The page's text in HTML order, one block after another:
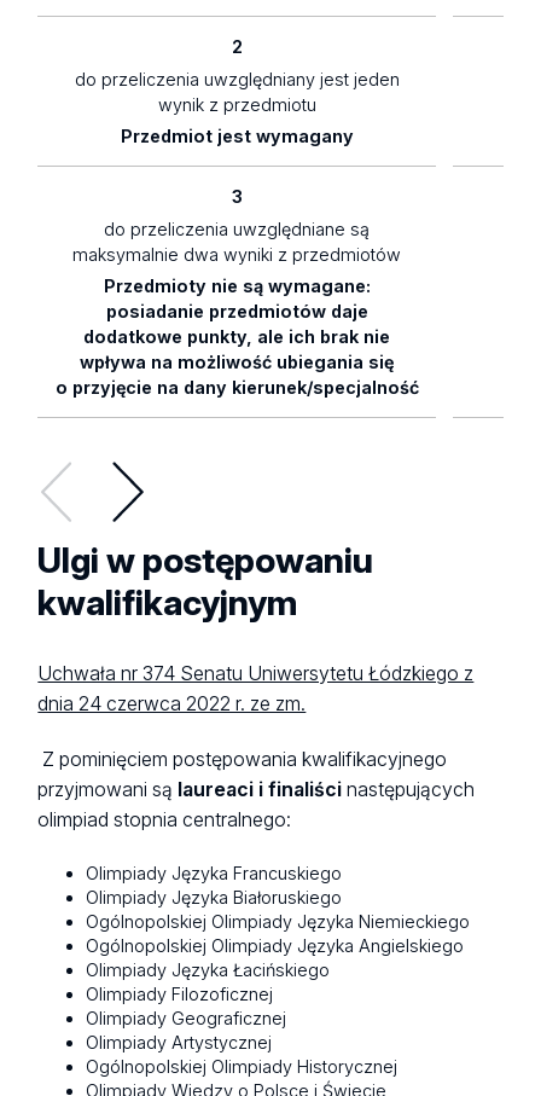
2
do przeliczenia uwzględniany jest jeden
wynik z przedmiotu
Przedmiot jest wymagany
3
do przeliczenia uwzględniane są
maksymalnie dwa wyniki z przedmiotów
Przedmioty nie są wymagane:
posiadanie przedmiotów daje
dodatkowe punkty, ale ich brak nie
wpływa na możliwość ubiegania się
o przyjęcie na dany kierunek/specjalność
Ulgi w postępowaniu
kwalifikacyjnym
Uchwała nr 374 Senatu Uniwersytetu Łódzkiego z
dnia 24 czerwca 2022 r. ze zm.
Z pominięciem postępowania kwalifikacyjnego
przyjmowani są laureaci i finaliści następujących
olimpiad stopnia centralnego:
Olimpiady Języka Francuskiego
Olimpiady Języka Białoruskiego
Ogólnopolskiej Olimpiady Języka Niemieckiego
Ogólnopolskiej Olimpiady Języka Angielskiego
Olimpiady Języka Łacińskiego
Olimpiady Filozoficznej
Olimpiady Geograficznej
Olimpiady Artystycznej
Ogólnopolskiej Olimpiady Historycznej
Olimpiady Wiedzy o Polsce i Świecie